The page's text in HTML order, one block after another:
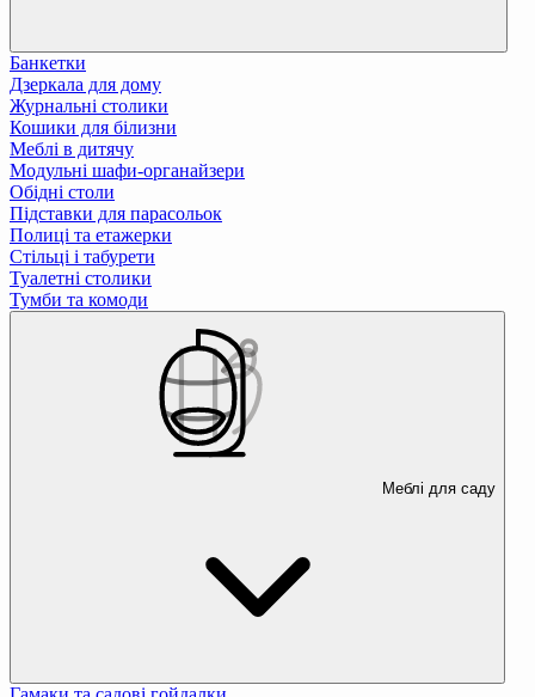
Банкетки
Дзеркала для дому
Журнальні столики
Кошики для білизни
Меблі в дитячу
Модульні шафи-органайзери
Обідні столи
Підставки для парасольок
Полиці та етажерки
Стільці і табурети
Туалетні столики
Тумби та комоди
Меблі для саду